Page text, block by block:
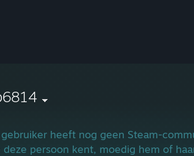
heeft nog geen Steam-
deze persoon kent, moedig hem of